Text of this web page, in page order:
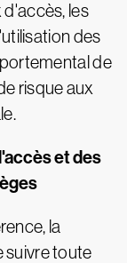
les
des
de
risque aux
et des
la
suivre toute